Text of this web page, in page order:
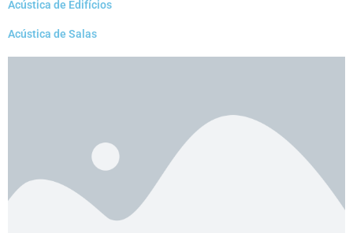
Acústica de Edifícios
Acústica de Salas